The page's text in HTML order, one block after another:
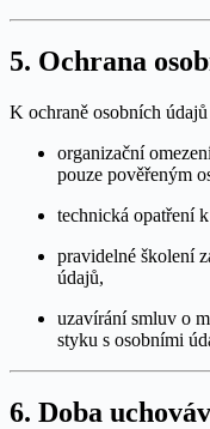
5. Ochrana
K ochraně osobních
organizační
pouze pověřeným
technická opatření
pravidelné školení
údajů,
uzavírání smluv o
styku s osobními
6. Doba